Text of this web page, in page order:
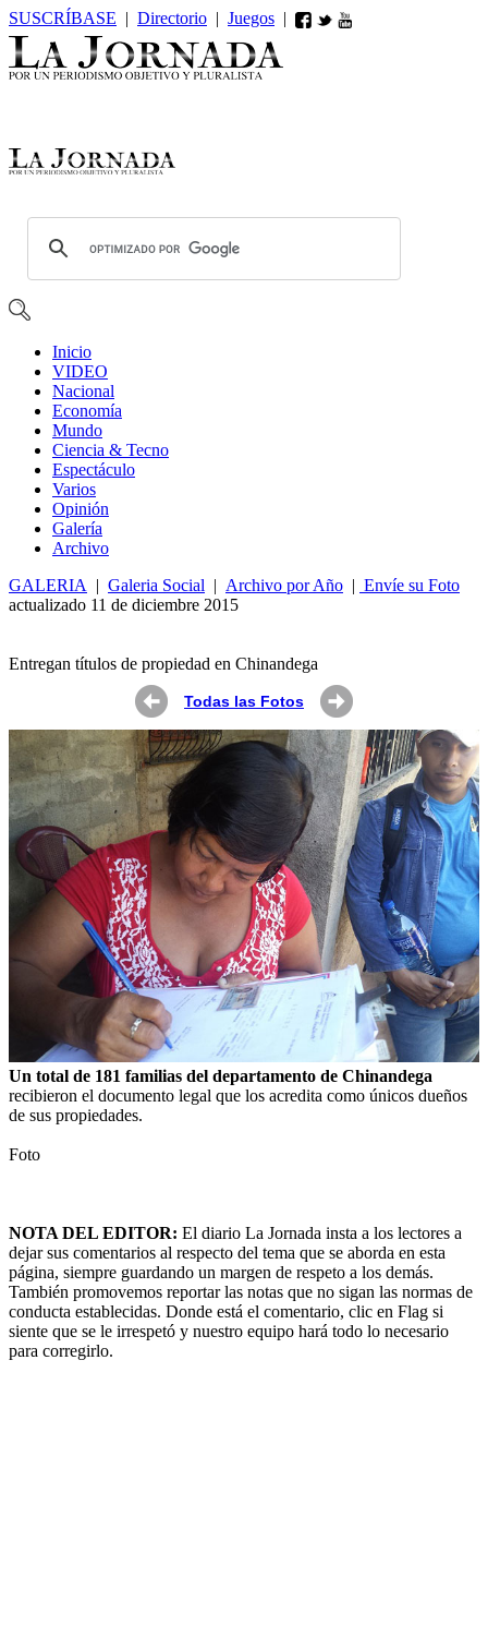
SUSCRÍBASE | Directorio | Juegos |
Inicio
VIDEO
Nacional
Economía
Mundo
Ciencia & Tecno
Espectáculo
Varios
Opinión
Galería
Archivo
GALERIA
| Galeria Social | Archivo por Año | Envíe su Foto
actualizado 11 de diciembre 2015
Entregan títulos de propiedad en Chinandega
Todas las Fotos
Un total de 181 familias del departamento de Chinandega
recibieron el documento legal que los acredita como únicos dueños
de sus propiedades.
Foto
NOTA DEL EDITOR: El diario La Jornada insta a los lectores a
dejar sus comentarios al respecto del tema que se aborda en esta
página, siempre guardando un margen de respeto a los demás.
También promovemos reportar las notas que no sigan las normas de
conducta establecidas. Donde está el comentario, clic en Flag si
siente que se le irrespetó y nuestro equipo hará todo lo necesario
para corregirlo.